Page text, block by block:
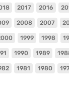
2017 2016
2008 2007
1999 1998
1990 1989
1981 1980